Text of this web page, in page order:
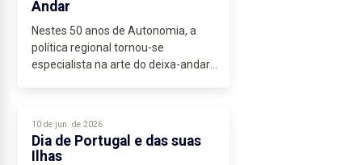
Andar
Nestes 50 anos de Autonomia, a
política regional tornou-se
especialista na arte do deixa-andar.
10 de jun. de 2026
Dia de Portugal e das suas
Ilhas